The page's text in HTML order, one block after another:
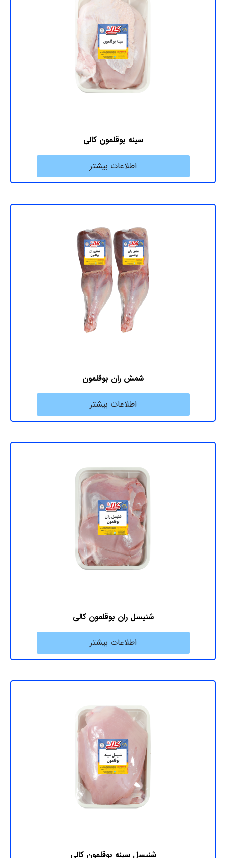
سینه بوقلمون کالی
اطلاعات بیشتر
شمش ران بوقلمون
اطلاعات بیشتر
شنیسل ران بوقلمون کالی
اطلاعات بیشتر
شنیسل سینه بوقلمون کالی